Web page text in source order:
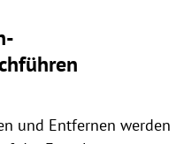
und Entfernen werden